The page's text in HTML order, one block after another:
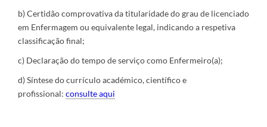
b) Certidão comprovativa da titularidade do grau de licenciado
em Enfermagem ou equivalente legal, indicando a respetiva
classificação final;
c) Declaração do tempo de serviço como Enfermeiro(a);
d)Síntese do currículo académico, científico e
profissional: consulte aqui